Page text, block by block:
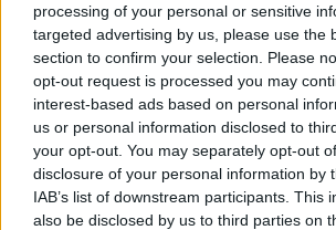
processing of your personal or sensitive
targeted advertising by us, please use the
section to confirm your selection. Please
opt-out request is processed you may
interest-based ads based on personal
us or personal information disclosed to
your opt-out. You may separately opt-out
disclosure of your personal information by
IAB’s list of downstream participants. This
also be disclosed by us to third parties on
Hasznos
Impresszum
Szerzői jogok
Adatvédelmi tájékoztató
Cookie-kezelési tájékoztató